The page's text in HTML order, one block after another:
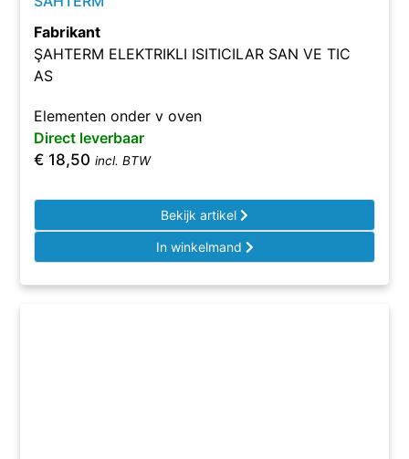
Fabrikant
ŞAHTERM ELEKTRIKLI ISITICILAR SAN VE TIC
AS
Elementen onder v oven
Direct leverbaar
€ 18,50 incl. BTW
Bekijk artikel
In winkelmand